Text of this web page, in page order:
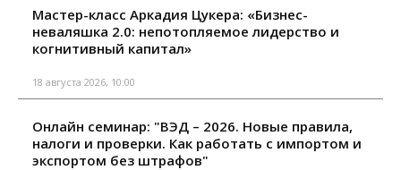
Мастер-класс Аркадия Цукера: «Бизнес-
неваляшка 2.0: непотопляемое лидерство и
когнитивный капитал»
18 августа 2026, 10:00
Онлайн семинар: "ВЭД – 2026. Новые правила,
налоги и проверки. Как работать с импортом и
экспортом без штрафов"